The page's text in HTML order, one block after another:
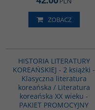
ZOBACZ
HISTORIA LITERATURY
KOREAŃSKIEJ - 2 książki -
Klasyczna literatura
koreańska / Literatura
koreańska XX wieku -
PAKIET PROMOCYJNY